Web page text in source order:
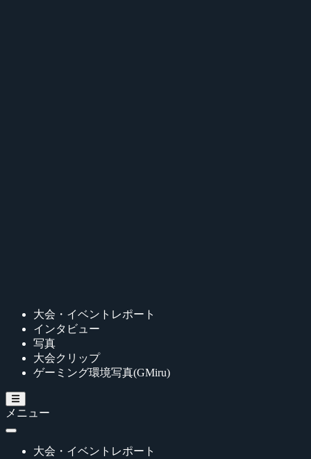
大会・イベントレポート
インタビュー
写真
大会クリップ
ゲーミング環境写真(GMiru)
メニュー
大会・イベントレポート